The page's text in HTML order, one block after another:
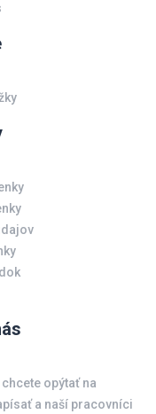
opýtať na
a naší pracovníci